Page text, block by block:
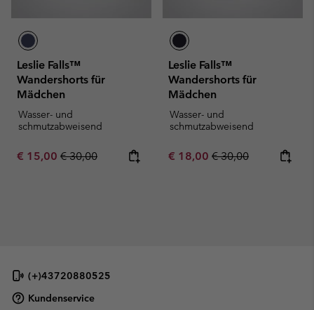
Leslie Falls™
Wandershorts für
Mädchen
Wasser- und
schmutzabweisend
Sale price:
€ 15,00 Regular price:
€ 30,00
Leslie Falls™
Wandershorts für
Mädchen
Wasser- und
schmutzabweisend
Sale price:
€ 18,00 Regular price:
€ 30,00
(+)43720880525
Kundenservice